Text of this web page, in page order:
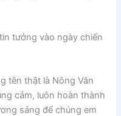
tưởng vào ngày chiến
tên thật là Nông Văn
cảm, luôn hoàn thành
sáng để chúng em